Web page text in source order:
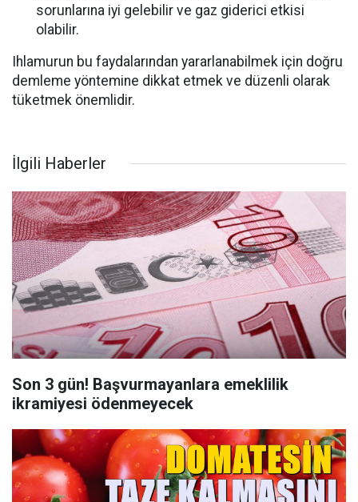
sorunlarına iyi gelebilir ve gaz giderici etkisi
olabilir.
Ihlamurun bu faydalarından yararlanabilmek için doğru
demleme yöntemine dikkat etmek ve düzenli olarak
tüketmek önemlidir.
İlgili Haberler
Son 3 gün! Başvurmayanlara emeklilik
ikramiyesi ödenmeyecek